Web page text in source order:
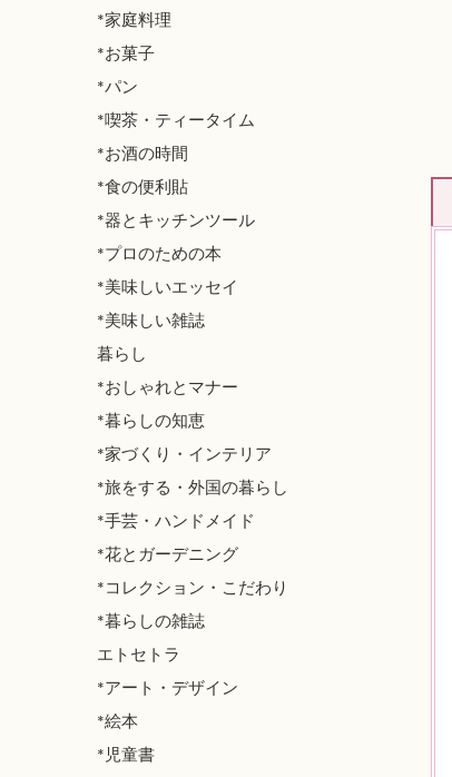
*家庭料理
*お菓子
*パン
*喫茶・ティータイム
*お酒の時間
*食の便利貼
*器とキッチンツール
*プロのための本
*美味しいエッセイ
*美味しい雑誌
暮らし
*おしゃれとマナー
*暮らしの知恵
*家づくり・インテリア
*旅をする・外国の暮らし
*手芸・ハンドメイド
*花とガーデニング
*コレクション・こだわり
*暮らしの雑誌
エトセトラ
*アート・デザイン
*絵本
*児童書